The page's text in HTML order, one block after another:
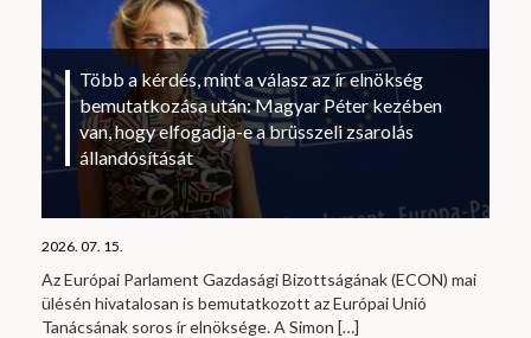
Több a kérdés, mint a válasz az ír elnökség
bemutatkozása után: Magyar Péter kezében
van, hogy elfogadja-e a brüsszeli zsarolás
állandósítását
2026. 07. 15.
Az Európai Parlament Gazdasági Bizottságának (ECON) mai
ülésén hivatalosan is bemutatkozott az Európai Unió
Tanácsának soros ír elnöksége. A Simon […]